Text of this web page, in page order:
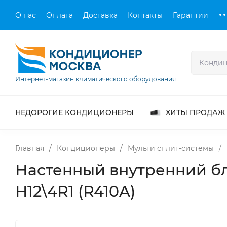
О нас Оплата Доставка Контакты Гарантии
Интернет-магазин климатического оборудования
НЕДОРОГИЕ КОНДИЦИОНЕРЫ ХИТЫ ПРОДАЖ
Главная / Кондиционеры / Мульти сплит-системы /
Настенный внутренний
H12\4R1 (R410A)